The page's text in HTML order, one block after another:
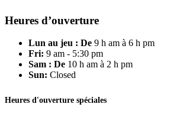
Heures d’ouverture
Lun au jeu : De 9 h am à 6 h pm
Fri: 9 am - 5:30 pm
Sam : De 10 h am à 2 h pm
Sun: Closed
Heures d'ouverture spéciales